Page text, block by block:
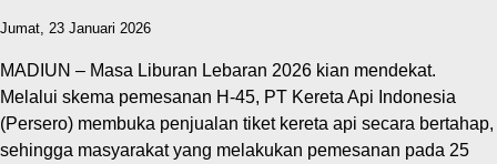
Jumat, 23 Januari 2026
MADIUN – Masa Liburan Lebaran 2026 kian mendekat.
Melalui skema pemesanan H-45, PT Kereta Api Indonesia
(Persero) membuka penjualan tiket kereta api secara bertahap,
sehingga masyarakat yang melakukan pemesanan pada 25